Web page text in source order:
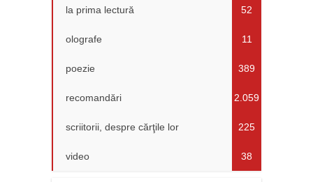
la prima lectură 52
olografe 11
poezie 389
recomandări 2.059
scriitorii, despre cărţile lor 225
video 38